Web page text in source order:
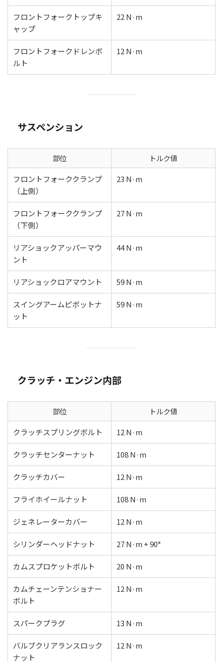
フロントフォークトップキ
ャップ
22 N·m
フロントフォークドレンボ
ルト
12 N·m
サスペンション
部位
トルク値
フロントフォーククランプ
（上側）
23 N·m
フロントフォーククランプ
（下側）
27 N·m
リアショックアッパーマウ
ント
44 N·m
リアショックロアマウント 59 N·m
スイングアームピボットナ
ット
59 N·m
クラッチ・エンジン内部
部位
トルク値
クラッチスプリングボルト
12 N·m
クラッチセンターナット 108 N·m
クラッチカバー 12 N·m
フライホイールナット 108 N·m
ジェネレーターカバー 12 N·m
シリンダーヘッドナット 27 N·m + 90°
カムスプロケットボルト 20 N·m
カムチェーンテンショナー
ボルト
12 N·m
スパークプラグ 13 N·m
バルブクリアランスロック
ナット
12 N·m